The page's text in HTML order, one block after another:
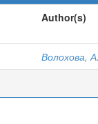
Author(s)
Волохова,